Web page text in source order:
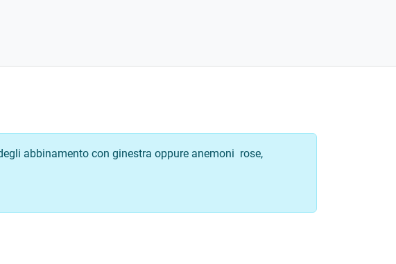
abbinamento con ginestra oppure anemoni rose,